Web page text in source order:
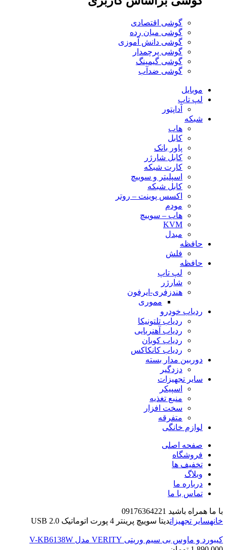
گوشی اقتصادی
گوشی میان رده
گوشی دانش آموزی
گوشی پرچمدار
گوشی گیمینگ
گوشی ضدآب
موبایل
لپ تاپ
آداپتور
شبکه
هاب
کابل
پاور بانک
کابل شارژر
کارت شبکه
اسپلیتر و سوییچ
کابل شبکه
اکسس پوینت – روتر
مودم
هاب – سوییچ
KVM
مبدل
حافظه
فلش
حافظه
لپ تاپ
شارژر
هندزفری-ایرفون
مموری
ردیاب خودرو
ردیاب تلتونیکا
ردیاب آهنربایی
ردیاب کوبان
ردیاب کانکاکس
دوربین مدار بسته
دزدگیر
سایر تجهیزات
اسپیکر
منبع تغذیه
سخت افزار
متفرقه
لوازم خانگی
صفحه اصلی
فروشگاه
تخفیف ها
وبلاگ
درباره ما
تماس با ما
با ما همراه باشید 09176364221
خانهسایر تجهیزاتدیتا سوییچ پرینتر 4 پورت اتوماتیک USB 2.0
کیبورد و ماوس بی سیم وریتی VERITY مدل V-KB6138W